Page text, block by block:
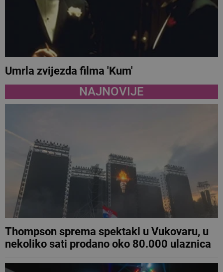
Umrla zvijezda filma 'Kum'
NAJNOVIJE
Thompson sprema spektakl u Vukovaru, u
nekoliko sati prodano oko 80.000 ulaznica